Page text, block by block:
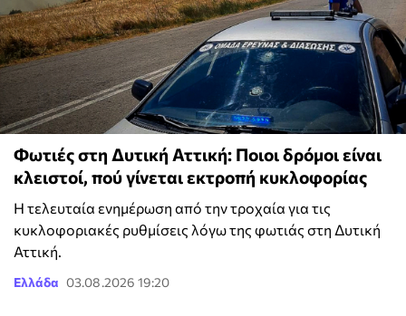
Φωτιές στη Δυτική Αττική: Ποιοι δρόμοι είναι
κλειστοί, πού γίνεται εκτροπή κυκλοφορίας
Η τελευταία ενημέρωση από την τροχαία για τις
κυκλοφοριακές ρυθμίσεις λόγω της φωτιάς στη Δυτική
Αττική.
Ελλάδα 03.08.2026 19:20